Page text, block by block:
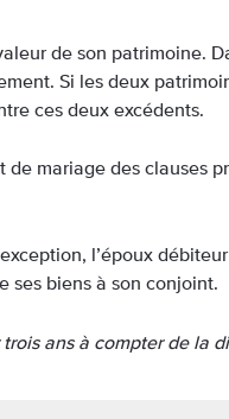
de son patrimoine.
Si les deux
ces deux excédents.
mariage des clauses
l’époux
ses biens à son conjoint.
ans à compter de la